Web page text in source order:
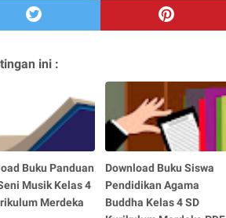
ini :
Buku Panduan
Musik Kelas 4
Merdeka
Download Buku Siswa
Pendidikan Agama
Buddha Kelas 4 SD